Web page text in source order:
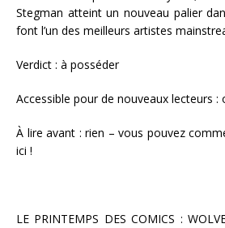
Stegman atteint un nouveau palier
font l’un des meilleurs artistes
Verdict : à posséder
Accessible pour de nouveaux lecteurs
À lire avant : rien – vous pouvez
ici !
LE PRINTEMPS DES COMICS :